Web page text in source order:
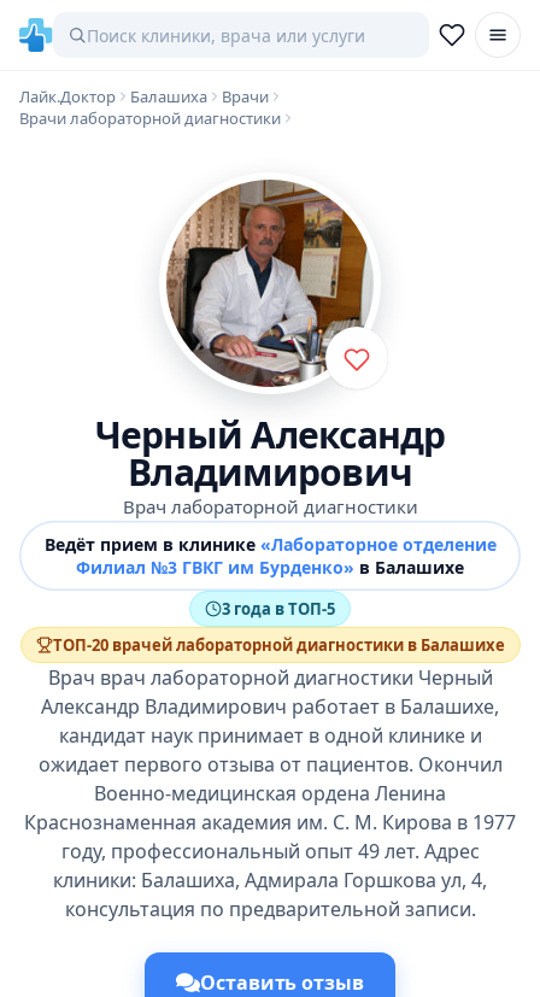
Лайк.Доктор Балашиха
Врачи
Врачи лабораторной диагностики
Черный Александр
Владимирович
Врач лабораторной диагностики
Ведёт прием в клинике «Лабораторное отделение
Филиал №3 ГВКГ им Бурденко» в Балашихе
3 года в ТОП-5
ТОП-20 врачей лабораторной диагностики в Балашихе
Врач врач лабораторной диагностики Черный
Александр Владимирович работает в Балашихе,
кандидат наук принимает в одной клинике и
ожидает первого отзыва от пациентов. Окончил
Военно-медицинская ордена Ленина
Краснознаменная академия им. С. М. Кирова в 1977
году, профессиональный опыт 49 лет. Адрес
клиники: Балашиха, Адмирала Горшкова ул, 4,
консультация по предварительной записи.
Оставить отзыв